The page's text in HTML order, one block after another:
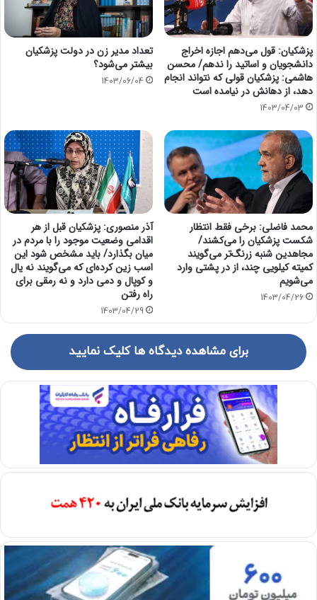
پزشکیان: قول می‌دهم اجازه اخراج
دانشجویان و اساتید را ندهم/ محسن
هاشمی: پزشکیان قولی که نتواند انجام
دهد، از دهانش در نیامده است
1403/04/03
تعداد مدیر زن در دولت پزشکیان
بیشتر می‌شود؟
1403/06/04
محمد فاضلی: برخی فقط انتظار
شکست پزشکیان را می‌کشند/
مجاهدین شنبه زرنگ‌تر می‌گویند
کمیته کیلویی چند، از در پشتی وارد
می‌شویم
1403/04/26
آذر منصوری: پزشکیان قبل از هر
اقدامی وضعیت موجود را با مردم در
میان بگذارد/ باید مشخص شود این
اسب زین کرده‌ای که می‌گویند نه یال
و کوپال و دمی دارد و نه رمقی برای
راه رفتن
1403/04/29
برای مشاهده دیدگاه ها کلیک نمایید